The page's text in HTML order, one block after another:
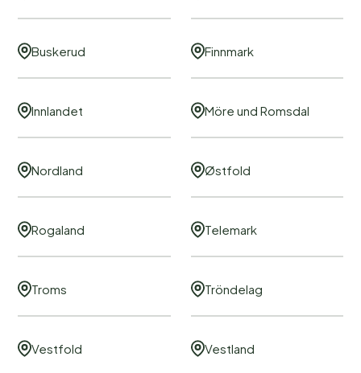
Buskerud Finnmark
Innlandet Möre und Romsdal
Nordland Østfold
Rogaland Telemark
Troms Tröndelag
Vestfold Vestland